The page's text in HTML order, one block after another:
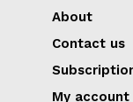
About
Contact us
My account